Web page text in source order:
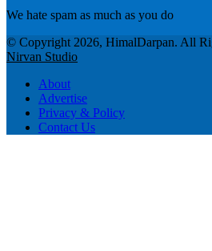
We hate spam as much as you do
© Copyright 2026, HimalDarpan. All
Nirvan Studio
About
Advertise
Privacy & Policy
Contact Us